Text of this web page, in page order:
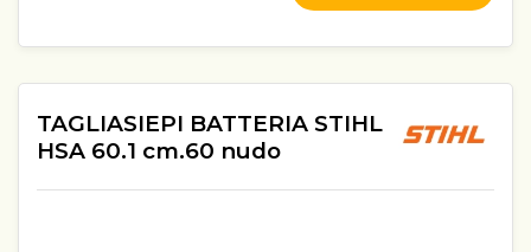
TAGLIASIEPI BATTERIA STIHL
HSA 60.1 cm.60 nudo